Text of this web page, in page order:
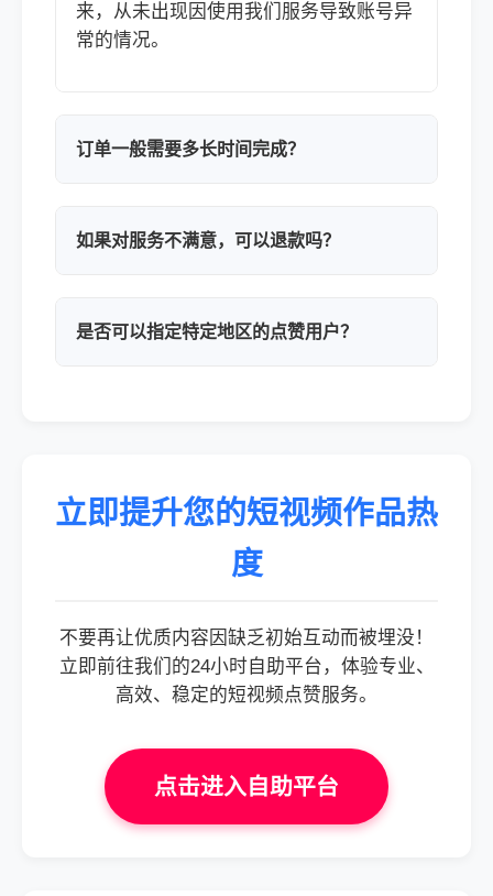
来，从未出现因使用我们服务导致账号异
常的情况。
订单一般需要多长时间完成？
如果对服务不满意，可以退款吗？
是否可以指定特定地区的点赞用户？
立即提升您的短视频作品热
度
不要再让优质内容因缺乏初始互动而被埋没！
立即前往我们的24小时自助平台，体验专业、
高效、稳定的短视频点赞服务。
点击进入自助平台